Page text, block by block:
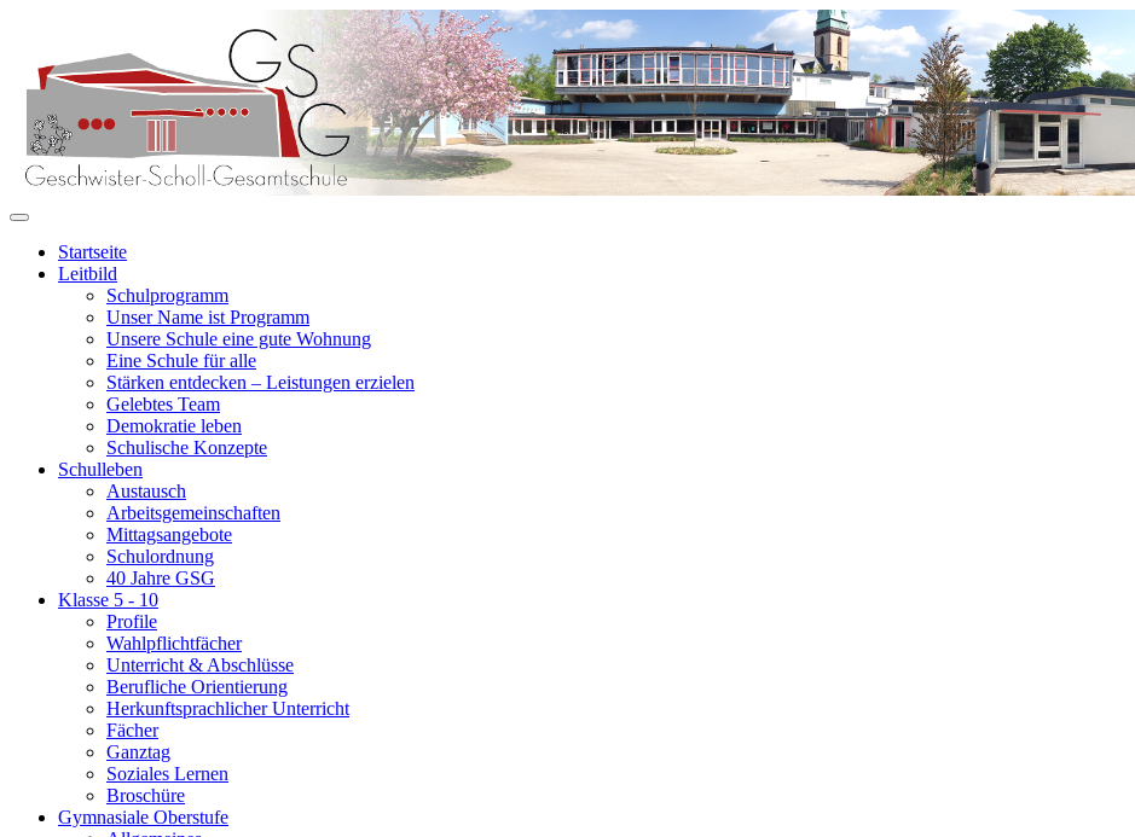
Startseite
Leitbild
Schulprogramm
Unser Name ist Programm
Unsere Schule eine gute Wohnung
Eine Schule für alle
Stärken entdecken – Leistungen erzielen
Gelebtes Team
Demokratie leben
Schulische Konzepte
Schulleben
Austausch
Arbeitsgemeinschaften
Mittagsangebote
Schulordnung
40 Jahre GSG
Klasse 5 - 10
Profile
Wahlpflichtfächer
Unterricht & Abschlüsse
Berufliche Orientierung
Herkunftsprachlicher Unterricht
Fächer
Ganztag
Soziales Lernen
Broschüre
Gymnasiale Oberstufe